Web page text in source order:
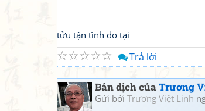
tửu tận tình do tại
☆
☆
☆
☆
☆ Trả lời
Bản dịch củaTrương
Gửi bởi Trương Việt Linh